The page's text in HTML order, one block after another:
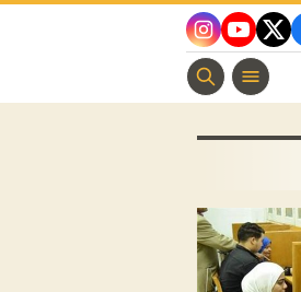
twitter
youtube
instagram
منوعات مسيحية